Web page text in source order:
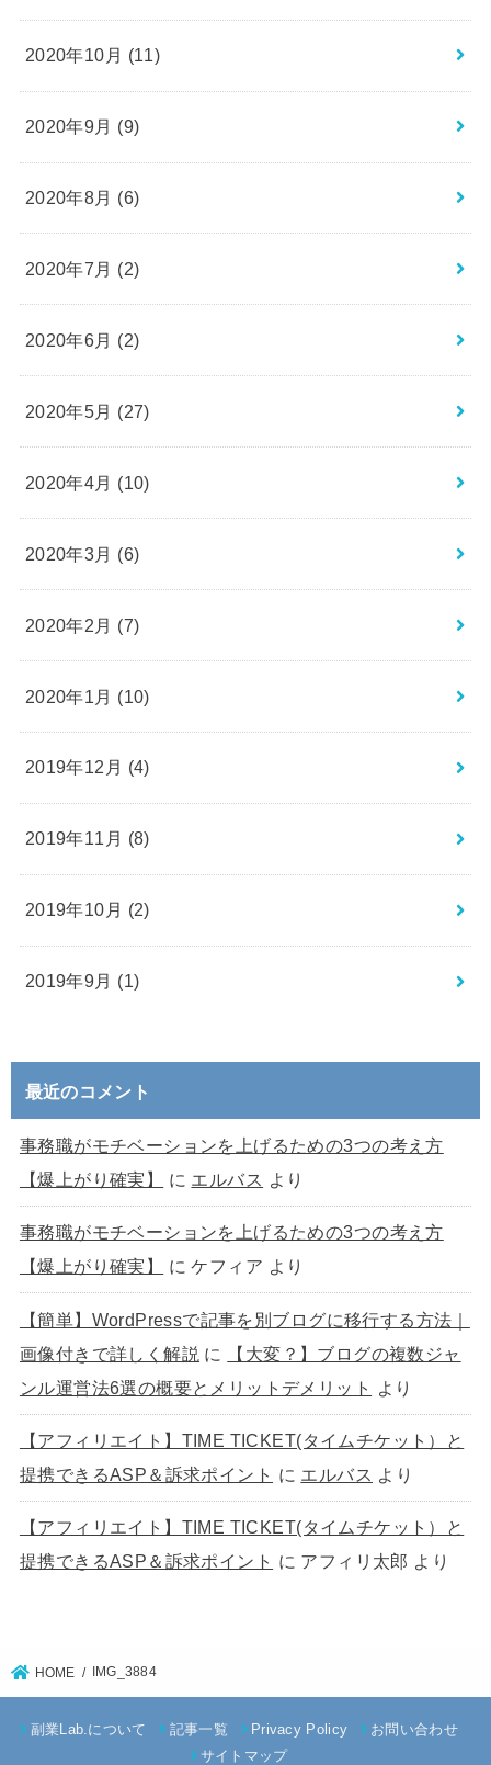
2020年10月 (11)
2020年9月 (9)
2020年8月 (6)
2020年7月 (2)
2020年6月 (2)
2020年5月 (27)
2020年4月 (10)
2020年3月 (6)
2020年2月 (7)
2020年1月 (10)
2019年12月 (4)
2019年11月 (8)
2019年10月 (2)
2019年9月 (1)
最近のコメント
事務職がモチベーションを上げるための3つの考え方
【爆上がり確実】
に エルバス より
事務職がモチベーションを上げるための3つの考え方
【爆上がり確実】
にケフィア より
【簡単】WordPressで記事を別ブログに移行する方法｜
画像付きで詳しく解説 に
【大変？】ブログの複数ジャ
ンル運営法6選の概要とメリットデメリット
より
【アフィリエイト】TIME TICKET(タイムチケット）と
提携できるASP＆訴求ポイント に エルバス より
【アフィリエイト】TIME TICKET(タイムチケット）と
提携できるASP＆訴求ポイント に アフィリ太郎 より
HOME IMG_3884
副業Lab.について 記事一覧 Privacy Policy
お問い合わせ
サイトマップ